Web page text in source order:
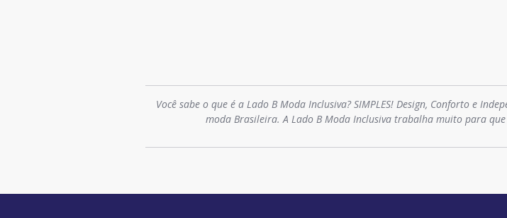
Você sabe o que é a Lado B Moda Inclusiva? SIMPLES! Design, Conforto e
moda Brasileira. A Lado B Moda Inclusiva trabalha muito para